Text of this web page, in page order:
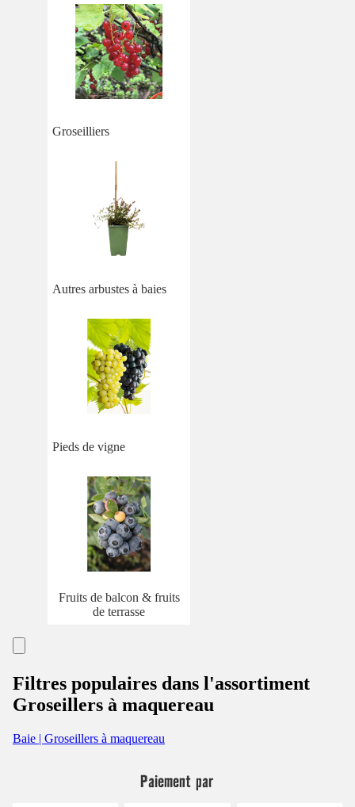
Groseilliers
Autres arbustes à baies
Pieds de vigne
Fruits de balcon & fruits
de terrasse
Filtres populaires dans l'assortiment
Groseillers à maquereau
Baie | Groseillers à maquereau
Paiement par